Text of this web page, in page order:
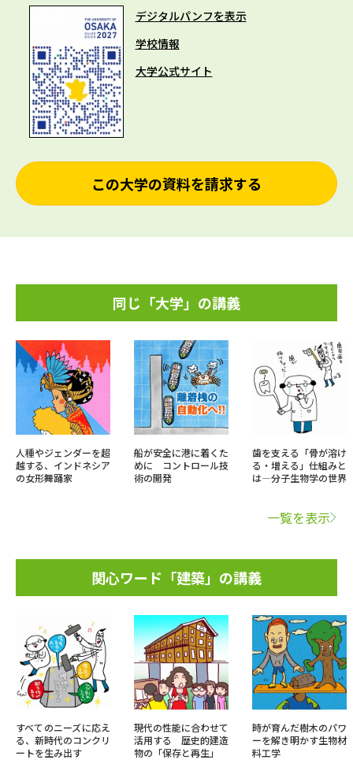
デジタルパンフを表示
学校情報
大学公式サイト
この大学の資料を請求する
同じ「大学」の講義
人種やジェンダーを超
越する、インドネシア
の女形舞踊家
船が安全に港に着くた
めに コントロール技
術の開発
歯を支える「骨が溶け
る・増える」仕組みと
は―分子生物学の世界
一覧を表示
関心ワード「建築」の講義
すべてのニーズに応え
る、新時代のコンクリ
ートを生み出す
現代の性能に合わせて
活用する 歴史的建造
物の「保存と再生」
時が育んだ樹木のパワ
ーを解き明かす生物材
料工学